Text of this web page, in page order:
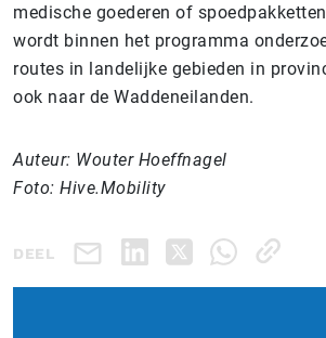
medische goederen of
wordt binnen het programma
routes in landelijke gebieden in
ook naar de Waddeneilanden.
Auteur: Wouter Hoeffnagel
Foto: Hive.Mobility
DEEL